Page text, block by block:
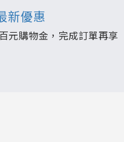
新優惠
元購物金，完成訂單再享